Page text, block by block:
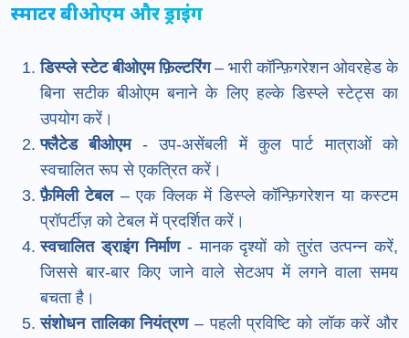
स्मार्टर बीओएम और ड्राइंग
डिस्प्ले स्टेट बीओएम फ़िल्टरिंग– भारी कॉन्फ़िगरेशन ओवरहेड के
बिना सटीक बीओएम बनाने के लिए हल्के डिस्प्ले स्टेट्स का
उपयोग करें।
फ्लैटेड बीओएम- उप-असेंबली में कुल पार्ट मात्राओं को
स्वचालित रूप से एकत्रित करें।
फ़ैमिली टेबल– एक क्लिक में डिस्प्ले कॉन्फ़िगरेशन या कस्टम
प्रॉपर्टीज़ को टेबल में प्रदर्शित करें।
स्वचालित ड्राइंग निर्माण- मानक दृश्यों को तुरंत उत्पन्न करें,
जिससे बार-बार किए जाने वाले सेटअप में लगने वाला समय
बचता है।
संशोधन तालिका नियंत्रण– पहली प्रविष्टि को लॉक करें और